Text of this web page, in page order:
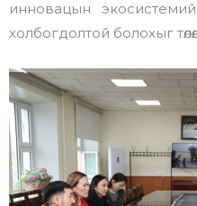
инновацын
холбогдолтой болохыг